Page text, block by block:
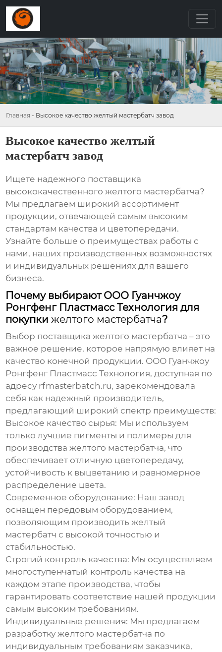
Главная - Высокое качество желтый мастербатч завод
Высокое качество желтый
мастербатч завод
Ищете надежного поставщика
высококачественного желтого мастербатча?
Мы предлагаем широкий ассортимент
продукции, отвечающей самым высоким
стандартам качества и цветопередачи.
Узнайте больше о преимуществах работы с
нами, наших производственных возможностях
и индивидуальных решениях для вашего
бизнеса.
Почему выбирают ООО Гуанчжоу
Ронгфенг Пластмасс Технология для
покупкижелтого мастербатча?
Выбор поставщикажелтого мастербатча – это
важное решение, которое напрямую влияет на
качество конечной продукции. ООО Гуанчжоу
Ронгфенг Пластмасс Технология, доступная по
адресу rfmasterbatch.ru, зарекомендовала
себя как надежный производитель,
предлагающий широкий спектр преимуществ:
Высокое качество сырья: Мы используем
только лучшие пигменты и полимеры для
производстважелтого мастербатча, что
обеспечивает отличную цветопередачу,
устойчивость к выцветанию и равномерное
распределение цвета.
Современное оборудование: Наш завод
оснащен передовым оборудованием,
позволяющим производитьжелтый
мастербатч с высокой точностью и
стабильностью.
Строгий контроль качества: Мы осуществляем
многоступенчатый контроль качества на
каждом этапе производства, чтобы
гарантировать соответствие нашей продукции
самым высоким требованиям.
Индивидуальные решения: Мы предлагаем
разработкужелтого мастербатча по
индивидуальным требованиям заказчика,